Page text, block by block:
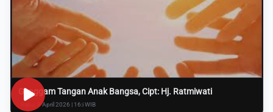
Genggam Tangan Anak Bangsa, Cipt: Hj. Ratmiwati
Rabu, 8 April 2026 | 16:i WIB